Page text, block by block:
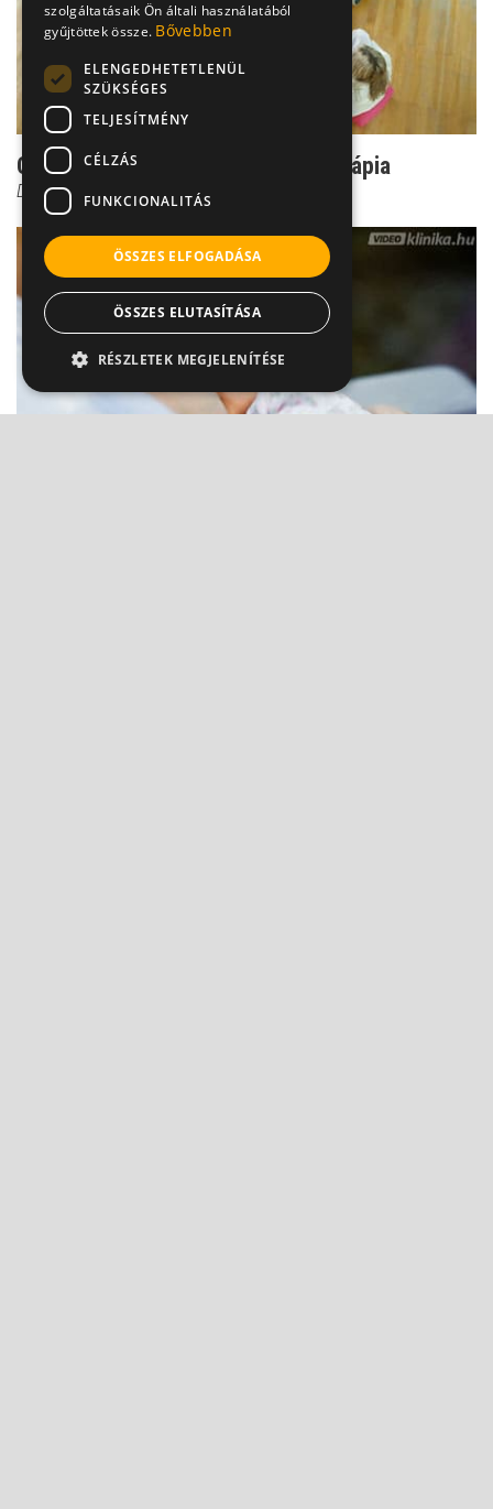
Csoport titok: Ilyen a jó csoportterápia
Dr. Ormay István
szolgáltatásaik Ön általi használatából
gyűjtöttek össze. Bővebben
ELENGEDHETETLENÜL
SZÜKSÉGES
TELJESÍTMÉNY
CÉLZÁS
FUNKCIONALITÁS
ÖSSZES ELFOGADÁSA
ÖSSZES ELUTASÍTÁSA
RÉSZLETEK MEGJELENÍTÉSE